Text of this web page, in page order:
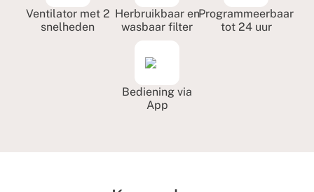
Ventilator met 2
snelheden
Herbruikbaar en
wasbaar filter
Programmeerbaar
tot 24 uur
Bediening via
App